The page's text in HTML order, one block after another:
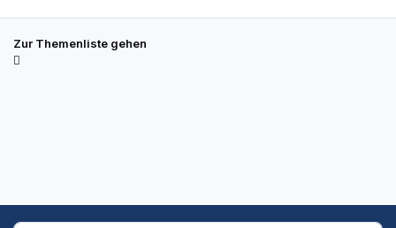
Zur Themenliste gehen